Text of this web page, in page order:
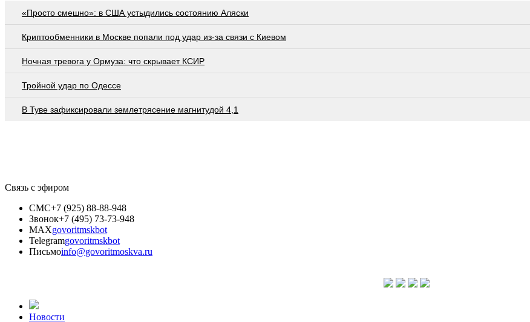
«Просто смешно»: в США устыдились состоянию Аляски
Криптообменники в Москве попали под удар из-за связи с Киевом
Ночная тревога у Ормуза: что скрывает КСИР
Тройной удар по Одессe
В Туве зафиксировали землетрясение магнитудой 4,1
Связь с эфиром
СМС+7 (925) 88-88-948
Звонок+7 (495) 73-73-948
MAXgovoritmskbot
Telegramgovoritmskbot
Письмоinfo@govoritmoskva.ru
Новости